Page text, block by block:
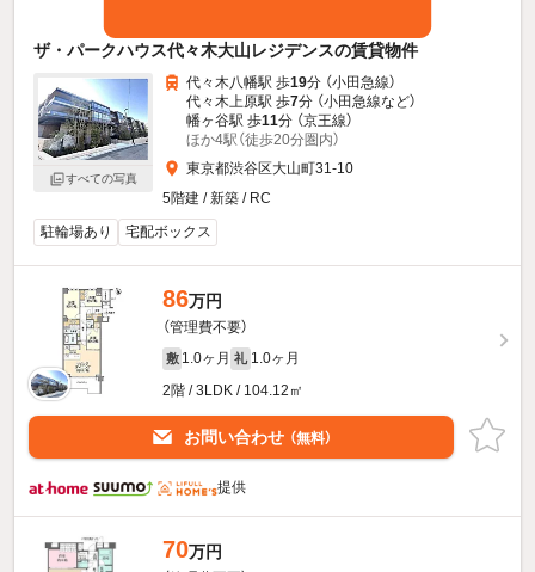
ザ・パークハウス代々木大山レジデンスの賃貸物件
すべての写真
代々木八幡駅 歩19分 （小田急線）
代々木上原駅 歩7分 （小田急線など）
幡ヶ谷駅 歩11分 （京王線）
ほか4駅（徒歩20分圏内）
東京都渋谷区大山町31-10
5階建 / 新築 / RC
駐輪場あり
宅配ボックス
86万円
（管理費不要）
敷 1.0ヶ月 礼 1.0ヶ月
2階 / 3LDK / 104.12㎡
お問い合わせ （無料）
提供
70万円